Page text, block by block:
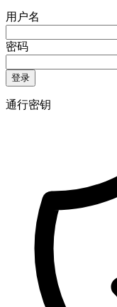
用户名
密码
登录
通行密钥